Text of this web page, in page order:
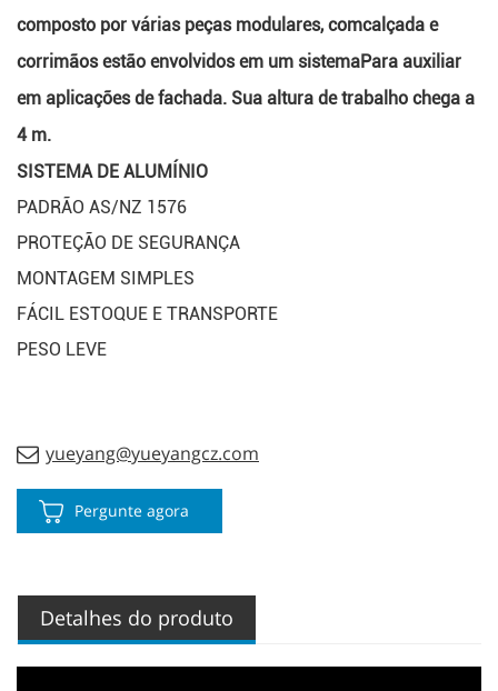
composto por várias peças modulares, comcalçada e
corrimãos estão envolvidos em um sistemaPara auxiliar
em aplicações de fachada. Sua altura de trabalho chega a
4 m.
SISTEMA DE ALUMÍNIO
PADRÃO AS/NZ 1576
PROTEÇÃO DE SEGURANÇA
MONTAGEM SIMPLES
FÁCIL ESTOQUE E TRANSPORTE
PESO LEVE
yueyang@yueyangcz.com
Pergunte agora
Detalhes do produto